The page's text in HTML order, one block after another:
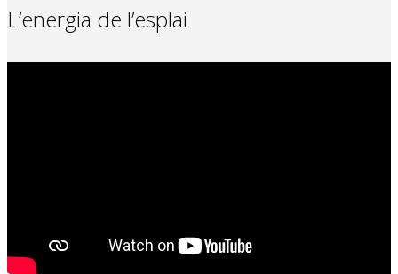
L’energia de l’esplai